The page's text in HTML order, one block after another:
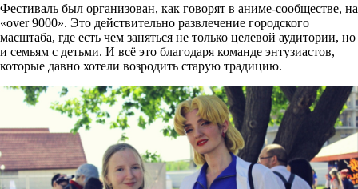
Фестиваль был организован, как говорят в аниме-сообществе, на
«over 9000». Это действительно развлечение городского
масштаба, где есть чем заняться не только целевой аудитории, но
и семьям с детьми. И всё это благодаря команде энтузиастов,
которые давно хотели возродить старую традицию.